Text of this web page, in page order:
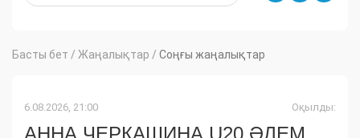
Басты бет / Жаңалықтар / Соңғы жаңалықтар
6.08.2026, 21:00 Оқылды: